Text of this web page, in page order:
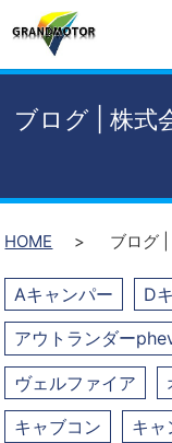
ブログ | 株式
HOME ブログ
Aキャンパー D
アウトランダー
ヴェルファイア
キャブコン キャ